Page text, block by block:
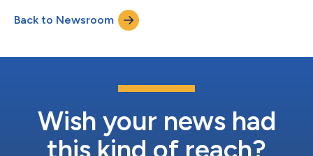
bandbreedte van 32 GHz. Als innovatieve draadloze
communicatietechnologie, die van de subterahertz-band (sub-
THz) gebruik maakt, zal deze prestati...
Back to Newsroom
Wish your news had
this kind of reach?